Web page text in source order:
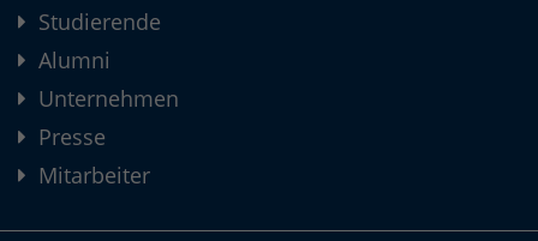
Studierende
Alumni
Unternehmen
Presse
Mitarbeiter